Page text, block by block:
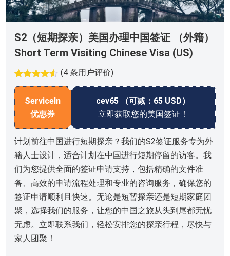
S2（短期探亲）美国办理中国签证 （外籍）
Short Term Visiting Chinese Visa (US)
评级4.5/
5，已有
2
位客户进
行了评价
(4 条用户评价)
ServiceIn
优惠券
cev65 （可减：65 USD）
立即获取您的美国签证！
计划前往中国进行短期探亲？我们的S2签证服务专为外
籍人士设计，适合计划在中国进行短期停留的访客。我
们为您提供全面的签证申请支持，包括精确的文件准
备、高效的申请流程处理和专业的咨询服务，确保您的
签证申请顺利且快速。无论是短暂探亲还是短期家庭团
聚，选择我们的服务，让您的中国之旅从头到尾都无忧
无虑。立即联系我们，轻松安排您的探亲行程，尽快与
家人团聚！